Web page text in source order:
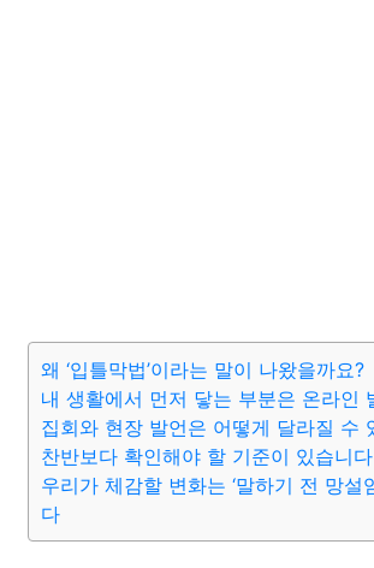
왜 ‘입틀막법’이라는 말이 나왔을까요?
내 생활에서 먼저 닿는 부분은 온라인
집회와 현장 발언은 어떻게 달라질 수
찬반보다 확인해야 할 기준이 있습니다
우리가 체감할 변화는 ‘말하기 전 망설
다